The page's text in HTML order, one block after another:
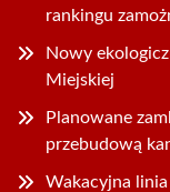
rankingu
Nowy
Miejskiej
Planowane
przebudową
Wakacyjna